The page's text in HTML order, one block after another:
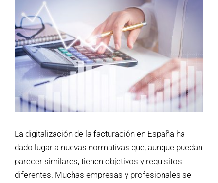
imagen
más
grande
La digitalización de la facturación en España ha
dado lugar a nuevas normativas que, aunque puedan
parecer similares, tienen objetivos y requisitos
diferentes. Muchas empresas y profesionales se